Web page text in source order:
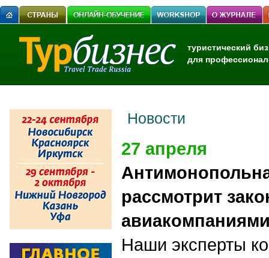
туристический
для
Новости
27 апреля
рассмотрит
Наши эксперты